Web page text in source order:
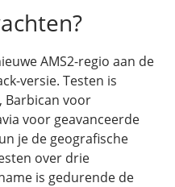
AMS2-regio aan de
versie. Testen is
Barbican voor
voor geavanceerde
je de geografische
over drie
is gedurende de